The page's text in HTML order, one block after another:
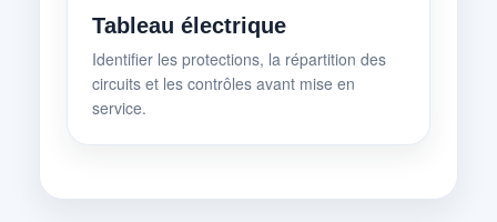
Tableau électrique
Identifier les protections, la répartition des
circuits et les contrôles avant mise en
service.